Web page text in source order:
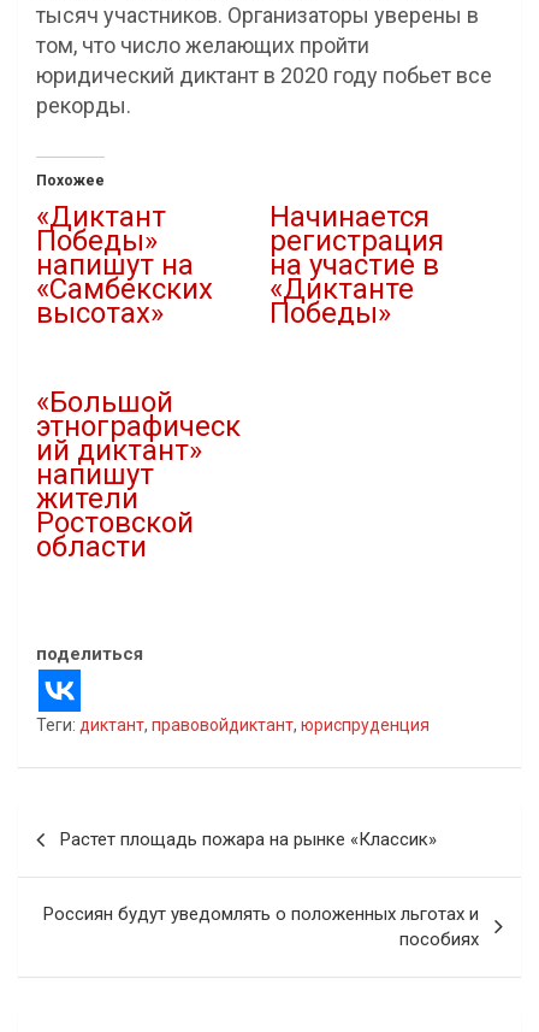
тысяч участников. Организаторы уверены в
том, что число желающих пройти
юридический диктант в 2020 году побьет все
рекорды.
Похожее
«Диктант
Победы»
напишут на
«Самбекских
высотах»
Начинается
регистрация
на участие в
«Диктанте
Победы»
«Большой
этнографическ
ий диктант»
напишут
жители
Ростовской
области
поделиться
Теги: диктант, правовойдиктант, юриспруденция
записям
Растет площадь пожара на рынке «Классик»
Россиян будут уведомлять о положенных льготах и
пособиях